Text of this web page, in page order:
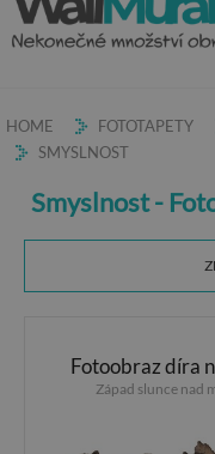
HOME FOTOTAPETY
SMYSLNOST
Smyslnost -
Fotoobraz díra
Západ slunce nad